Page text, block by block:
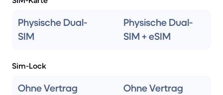
Physische Dual-
SIM
Physische Dual-
SIM + eSIM
Sim-Lock
Ohne Vertrag Ohne Vertrag